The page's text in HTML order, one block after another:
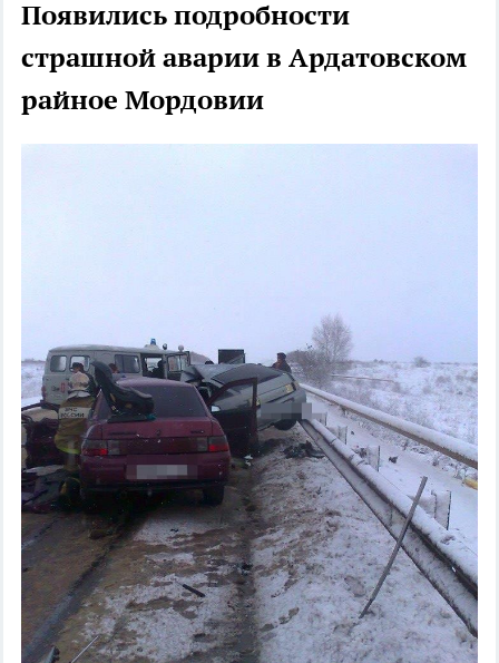
Появились подробности
страшной аварии в Ардатовском
райное Мордовии